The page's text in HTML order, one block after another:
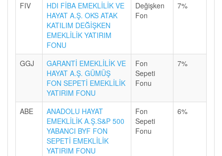
FIV
HDI FİBA EMEKLİLİK VE
HAYAT A.Ş. OKS ATAK
KATILIM DEĞİŞKEN
EMEKLİLİK YATIRIM
FONU
Değişken
Fon
7%
GGJ
GARANTİ EMEKLİLİK VE
HAYAT A.Ş. GÜMÜŞ
FON SEPETİ EMEKLİLİK
YATIRIM FONU
Fon
Sepeti
Fonu
7%
ABE
ANADOLU HAYAT
EMEKLİLİK A.Ş.S&P 500
YABANCI BYF FON
SEPETİ EMEKLİLİK
YATIRIM FONU
Fon
Sepeti
Fonu
6%